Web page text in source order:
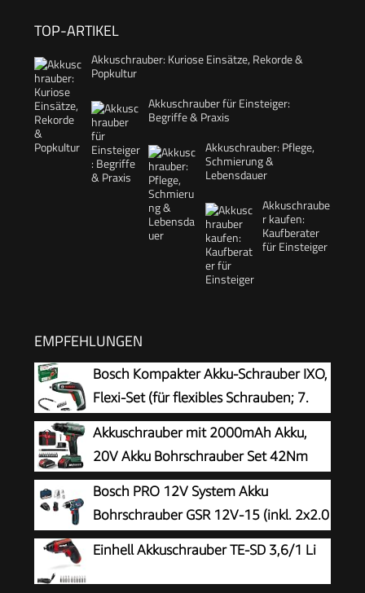
TOP-ARTIKEL
Akkuschrauber: Kuriose Einsätze, Rekorde &
Popkultur
Akkuschrauber für Einsteiger:
Begriffe & Praxis
Akkuschrauber: Pflege,
Schmierung &
Lebensdauer
Akkuschraube
r kaufen:
Kaufberater
für Einsteiger
EMPFEHLUNGEN
Bosch Kompakter Akku-Schrauber IXO,
Flexi-Set (für flexibles Schrauben; 7.
Generation; 3,6 V; 2,0 Ah; mit flexibler
Erweiterung und Micro-USB-Kabel; Biegung bis
180°; 10 x Bit)
Akkuschrauber mit 2000mAh Akku,
20V Akku Bohrschrauber Set 42Nm
Max, 2-Gang Akku-Bohrmaschine,
Kompatibel mit Makita Akku, 25+1
Drehmomentstufen, 10mm Bohrfutter, LED-
Licht, Für Reparatur und DIY Grün
Bosch PRO 12V System Akku
Bohrschrauber GSR 12V-15 (inkl. 2x2.0
Akku, Ladegerät, 39tlg.-Zubehör-Set,
Werkzeugtasche) - Amazon Exclusive
Einhell Akkuschrauber TE-SD 3,6/1 Li